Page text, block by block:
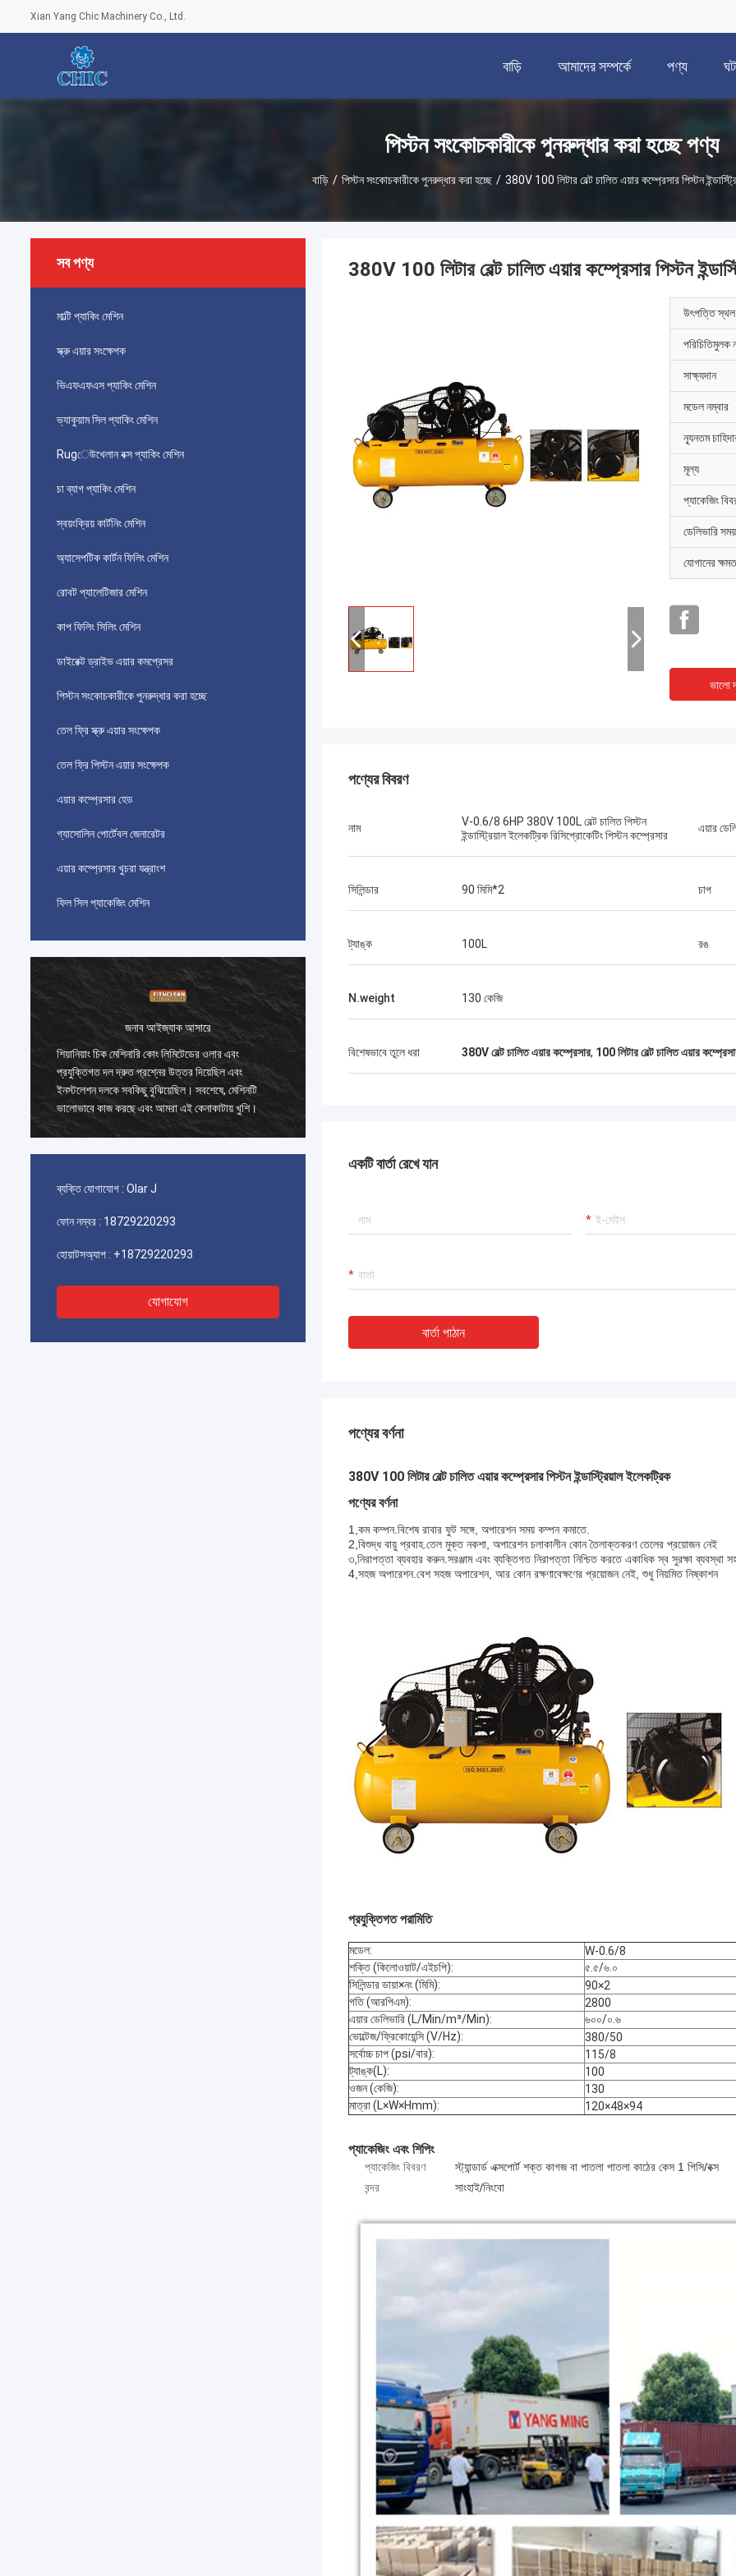
Xian Yang Chic Machinery Co., Ltd.
বাড়ি আমাদের সম্পর্কে পণ্য
পিস্টন সংকোচকারীকে পুনরুদ্ধার করা হচ্ছে পণ্য
বাড়ি / পিস্টন সংকোচকারীকে পুনরুদ্ধার করা হচ্ছে / 380V 100 লিটার বেল্ট চালিত এয়ার কম্প্রেসার পিস্টন
সব পণ্য
মাল্টি প্যাকিং মেশিন
স্ক্রু এয়ার সংক্ষেপক
ভিএফএফএস প্যাকিং মেশিন
ভ্যাকুয়াম সিল প্যাকিং মেশিন
Rugেউখেলান বক্স প্যাকিং মেশিন
চা ব্যাগ প্যাকিং মেশিন
স্বয়ংক্রিয় কার্টনিং মেশিন
অ্যাসেপটিক কার্টন ফিলিং মেশিন
রোবট প্যালেটিজার মেশিন
কাপ ফিলিং সিলিং মেশিন
ডাইরেক্ট ড্রাইভ এয়ার কমপ্রেসর
পিস্টন সংকোচকারীকে পুনরুদ্ধার করা হচ্ছে
তেল ফ্রি স্ক্রু এয়ার সংক্ষেপক
তেল ফ্রি পিস্টন এয়ার সংক্ষেপক
এয়ার কম্প্রেসার হেড
গ্যাসোলিন পোর্টেবল জেনারেটর
এয়ার কম্প্রেসার খুচরা যন্ত্রাংশ
ফিল সিল প্যাকেজিং মেশিন
জনাব আইজ্যাক আসারে
শিয়ানিয়াং চিক মেশিনারি কোং লিমিটেডের ওলার এবং
প্রযুক্তিগত দল দ্রুত প্রশ্নের উত্তর দিয়েছিল এবং
ইনস্টলেশন দলকে সবকিছু বুঝিয়েছিল। সবশেষে, মেশিনটি
ভালোভাবে কাজ করছে এবং আমরা এই কেনাকাটায় খুশি।
শিয়ানিয়াং চিক মেশিনারি কোং লিমিটেডের ওলার এবং
প্রযুক্তিগত দল দ্রুত প্রশ্নের উত্তর দিয়েছিল এবং
ব্যক্তি যোগাযোগ : Olar J
ফোন নম্বর : 18729220293
হোয়াটসঅ্যাপ : +18729220293
যোগাযোগ
380V 100 লিটার বেল্ট চালিত এয়ার কম্প্রেসার পিস্টন
উৎপত্তি স্থল
পরিচিতিমুলক
সাক্ষ্যদান
মডেল নম্বার
ন্যূনতম
মূল্য
প্যাকেজিং
ডেলিভারি সময়
যোগানের
ভালো
পণ্যের বিবরণ
নাম
V-0.6/8 6HP 380V 100L বেল্ট চালিত পিস্টন
ইন্ডাস্ট্রিয়াল ইলেকট্রিক রিসিপ্রোকেটিং পিস্টন কম্প্রেসার
এয়ার
সিলিন্ডার 90 মিমি*2 চাপ
ট্যাঙ্ক 100L রঙ
N.weight 130 কেজি
বিশেষভাবে তুলে ধরা 380V বেল্ট চালিত এয়ার কম্প্রেসার, 100 লিটার বেল্ট চালিত এয়ার
একটি বার্তা রেখে যান
বার্তা পাঠান
পণ্যের বর্ণনা
380V 100 লিটার বেল্ট চালিত এয়ার কম্প্রেসার পিস্টন ইন্ডাস্ট্রিয়াল ইলেকট্রিক
পণ্যের বর্ণনা
1, কম কম্পন.বিশেষ রাবার ফুট সঙ্গে, অপারেশন সময় কম্পন কমাতে.
2, বিশুদ্ধ বায়ু প্রবাহ.তেল মুক্ত নকশা, অপারেশন চলাকালীন কোন তৈলাক্তকরণ তেলের প্রয়োজন নেই
৩, নিরাপত্তা ব্যবহার করুন.সরঞ্জাম এবং ব্যক্তিগত নিরাপত্তা নিশ্চিত করতে একাধিক স্ব সুরক্ষা ব্যবস্থা
4, সহজ অপারেশন.বেশ সহজ অপারেশন, আর কোন রক্ষণাবেক্ষণের প্রয়োজন নেই, শুধু নিয়মিত নিষ্কাশন
প্রযুক্তিগত পরামিতি
মডেল:
W-0.6/8
শক্তি (কিলোওয়াট/এইচপি):
৫.৫/৬.০
সিলিন্ডার ডায়া×নং (মিমি):
90×2
গতি (আরপিএম):
2800
এয়ার ডেলিভারি (L/Min/m³/Min):
৬০০/০.৬
ভোল্টেজ/ফ্রিকোয়েন্সি (V/Hz):
380/50
সর্বোচ্চ চাপ (psi/বার):
115/8
ট্যাঙ্ক(L):
100
ওজন (কেজি):
130
মাত্রা (L×W×Hmm): 120×48×94
প্যাকেজিং এবং শিপিং
প্যাকেজিং বিবরণ
স্ট্যান্ডার্ড এক্সপোর্ট শক্ত কাগজ বা পাতলা পাতলা কাঠের কেস 1 পিসি/বক্স
বন্দর
সাংহাই/নিংবো